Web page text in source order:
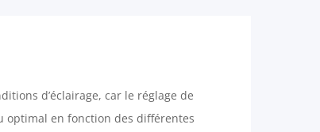
d’éclairage, car le réglage de
optimal en fonction des différentes